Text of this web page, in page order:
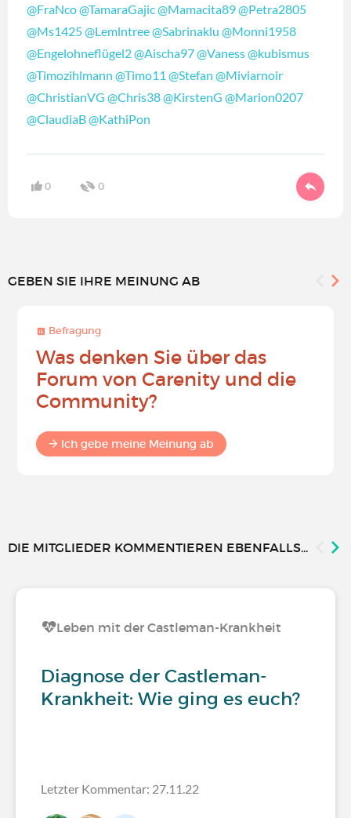
@FraNco@TamaraGajic@Mamacita89@Petra2805
@Ms1425@Lemlntree@Sabrinaklu @Monni1958
@Engelohneflügel2@Aischa97@Vaness@kubismus
@Timozihlmann @Timo11 @Stefan @Miviarnoir
@ChristianVG @Chris38@KirstenG @Marion0207
@ClaudiaB@KathiPon
0 0
GEBEN SIE IHRE MEINUNG AB
Befragung
Was denken Sie über das
Forum von Carenity und die
Community?
Ich gebe meine Meinung ab
DIE MITGLIEDER KOMMENTIEREN EBENFALLS...
Leben mit der Castleman-Krankheit
Diagnose der Castleman-
Krankheit: Wie ging es euch?
Letzter Kommentar: 27.11.22